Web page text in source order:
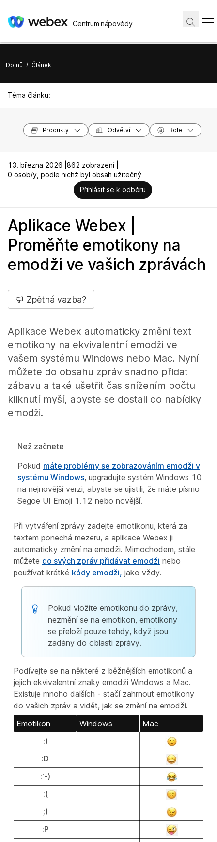
Centrum nápovědy
Domů / Článek
Téma článku:
Produkty Odvětví Role
13. března 2026 | 862 zobrazení |
0 osob/y, podle nichž byl obsah užitečný
Přihlásit se k odběru
Aplikace Webex |
Proměňte emotikony na
emodži ve vašich zprávách
Zpětná vazba?
Aplikace Webex automaticky změní text
emotikony na ekvivalentní emodži ve
vašem systému Windows nebo Mac. Nyní
můžete do obsahu zpráv snadno přidat
zábavu a také ušetřit čas snížením počtu
kliknutí myší, abyste se dostali do nabídky
emodži.
Než začnete
Pokud máte problémy se zobrazováním emodži v
systému Windows, upgradujte systém Windows 10
na nejnovější verzi, abyste se ujistili, že máte písmo
Segoe UI Emoji 1.12 nebo novější.
Při vytváření zprávy zadejte emotikonu, která za
textem ponechá mezeru, a aplikace Webex ji
automaticky změní na emodži. Mimochodem, stále
můžete do svých zpráv přidávat emodži nebo
používat krátké kódy emodži, jako vždy.
Pokud vložíte emotikonu do zprávy,
nezmění se na emotikon, emotikony
se přeloží pouze tehdy, když jsou
zadány do oblasti zprávy.
Podívejte se na některé z běžnějších emotikonů a
jejich ekvivalentní znaky emodži Windows a Mac.
Existuje mnoho dalších - stačí zahrnout emotikony
do vašich zpráv a vidět, jak se změní na emodži.
Emotikon
Windows
Mac
:)
:D
:'-)
:(
;)
:P